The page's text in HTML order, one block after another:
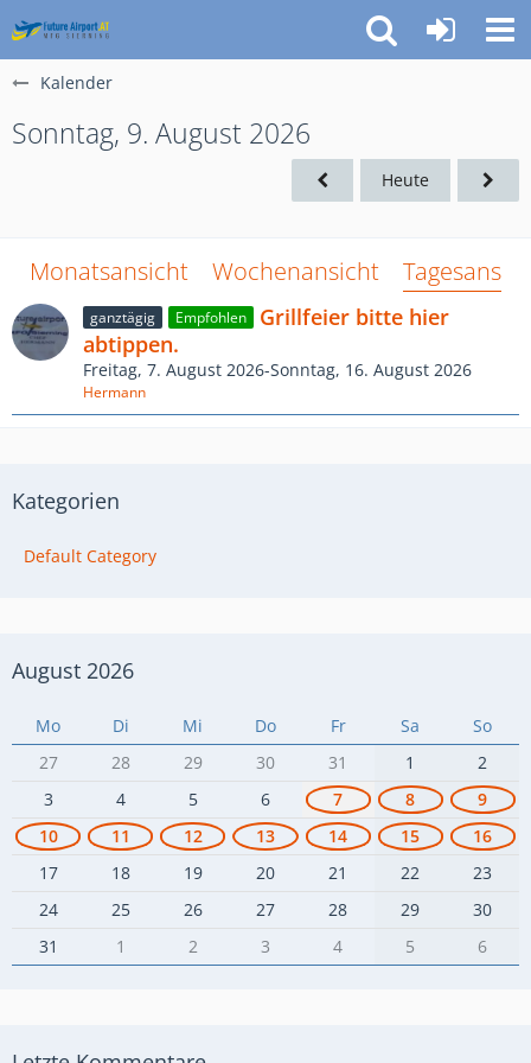
Kalender
Sonntag, 9. August 2026
Heute
Monatsansicht Wochenansicht
ganztägig Empfohlen
Grillfeier bitte hier
abtippen.
Freitag, 7. August 2026-Sonntag, 16. August 2026
Hermann
Kategorien
Default Category
August 2026
Mo Di Mi Do Fr Sa
So
27
28 29 30 31 1
2
3
4 5 6 7 8
9
10
11 12 13 14 15
16
17
18 19 20 21 22
23
24
25 26 27 28 29
30
31
1 2 3 4 5 6